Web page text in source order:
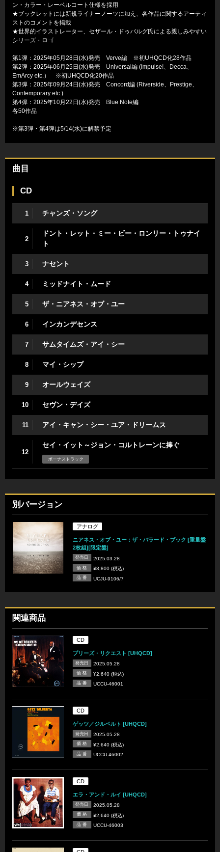
ン・カラー・レーベルコート仕様を採用
★ブックレットには新規ライナーノーツに加え、各作品に関するアーティ
ストのコメントを掲載
★世界的イラストレーター、セザール・ドゥバルグ氏による親しみやすい
シリーズ・ロゴ
第1弾：2025年05月28日(水)発売 Verve編 ※初UHQCD化28作品
第2弾：2025年06月25日(水)発売 Universal編 (Impulse!、Decca、
EmArcy etc.） ※初UHQCD化20作品
第3弾：2025年09月24日(水)発売 Concord編 (Riverside、Prestige、
Contemporary etc.)
第4弾：2025年10月22日(水)発売 Blue Note編
各50作品
※第3弾・第4弾は5/14(水)に解禁予定
曲目
CD
1 チャンズ・ソング
2
ドント・レット・ミー・ビー・ロンリー・トゥナイ
ト
3 ナセント
4 ミッドナイト・ムード
5 ザ・ニアネス・オブ・ユー
6 インカンデセンス
7 サムタイムズ・アイ・シー
8 マイ・シップ
9 オールウェイズ
10 セヴン・デイズ
11 アイ・キャン・シー・ユア・ドリームス
12
セイ・イット～ジョン・コルトレーンに捧ぐ
ボーナストラック
別バージョン
アナログ
ニアネス・オブ・ユー：ザ・バラード・ブック [重量盤
2枚組][限定盤]
発売日 2025.03.28
価 格 ¥8,800 (税込)
品 番 UCJU-9106/7
関連商品
CD
プリーズ・リクエスト [UHQCD]
発売日 2025.05.28
価 格 ¥2,640 (税込)
品 番 UCCU-46001
CD
ゲッツ／ジルベルト [UHQCD]
発売日 2025.05.28
価 格 ¥2,640 (税込)
品 番 UCCU-46002
CD
エラ・アンド・ルイ [UHQCD]
発売日 2025.05.28
価 格 ¥2,640 (税込)
品 番 UCCU-46003